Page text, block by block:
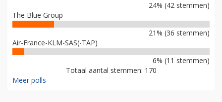
24% (42 stemmen)
The Blue Group
21% (36 stemmen)
Air-France-KLM-SAS(-TAP)
6% (11 stemmen)
Totaal aantal stemmen: 170
Meer polls